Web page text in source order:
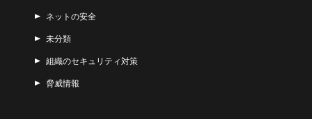
ネットの安全
未分類
組織のセキュリティ対策
脅威情報